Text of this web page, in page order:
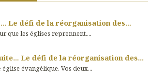
Le défi de la réorganisation des...
que les églises reprennent....
Le défi de la réorganisation des...
église évangélique. Vos deux...